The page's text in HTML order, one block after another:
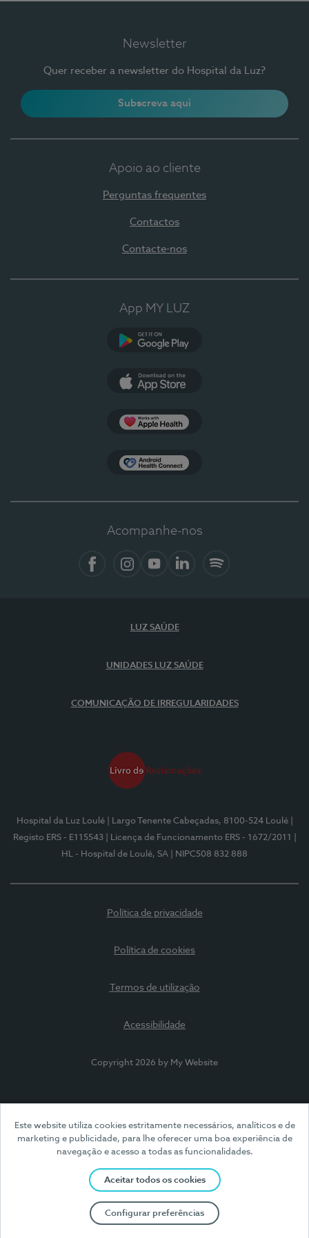
Este website utiliza cookies estritamente necessários, analíticos e de
marketing e publicidade, para lhe oferecer uma boa experiência de
navegação e acesso a todas as funcionalidades.
Aceitar todos os cookies
Configurar preferências
Newsletter
Quer receber a newsletter do Hospital da Luz?
Subscreva aqui
Apoio ao cliente
Perguntas frequentes
Contactos
Contacte-nos
App MY LUZ
Acompanhe-nos
LUZ SAÚDE
UNIDADES LUZ SAÚDE
COMUNICAÇÃO DE IRREGULARIDADES
Hospital da Luz Loulé | Largo Tenente Cabeçadas, 8100-524 Loulé
Registo ERS - E115543
| Licença de Funcionamento ERS - 1672/2011
HL - Hospital de Loulé, SA
| NIPC508 832 888
Política de privacidade
Política de cookies
Termos de utilização
Acessibilidade
Copyright 2026 by My Website